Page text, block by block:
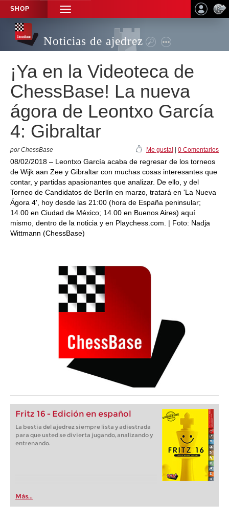
SHOP
TOGGLE
NAVIGATION
Noticias de ajedrez
¡Ya en la Videoteca de
ChessBase! La nueva
ágora de Leontxo García
4: Gibraltar
por ChessBase Me gusta! 0 Comentarios
08/02/2018 – Leontxo García acaba de regresar de los torneos
de Wijk aan Zee y Gibraltar con muchas cosas interesantes que
contar, y partidas apasionantes que analizar. De ello, y del
Torneo de Candidatos de Berlín en marzo, tratará en 'La Nueva
Ágora 4', hoy desde las 21:00 (hora de España peninsular;
14.00 en Ciudad de México; 14.00 en Buenos Aires) aquí
mismo, dentro de la noticia y en Playchess.com. | Foto: Nadja
Wittmann (ChessBase)
Fritz 16 - Edición en español
La bestia del ajedrez siempre lista y adiestrada
para que usted se divierta jugando, analizando y
entrenando.
Más...